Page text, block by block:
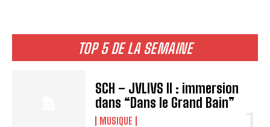
TOP 5 DE LA SEMAINE
SCH – JVLIVS II : immersion
dans “Dans le Grand Bain”
MUSIQUE